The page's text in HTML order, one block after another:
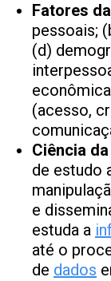
Fatores
pessoais;
(d)
(acesso,
Ciência
de estudo
e
estuda a
até o
de dados